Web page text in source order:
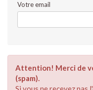
Votre email
Attention! Merci de
(spam).